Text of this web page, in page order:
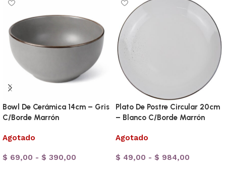
Bowl De Cerámica 14cm – Gris
C/Borde Marrón
Agotado
$ 69,00 - $ 390,00
Plato De Postre Circular 20cm
– Blanco C/Borde Marrón
Agotado
$ 49,00 - $ 984,00